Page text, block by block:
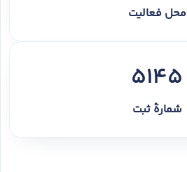
محل فعالیت
5145
شمارهٔ ثبت